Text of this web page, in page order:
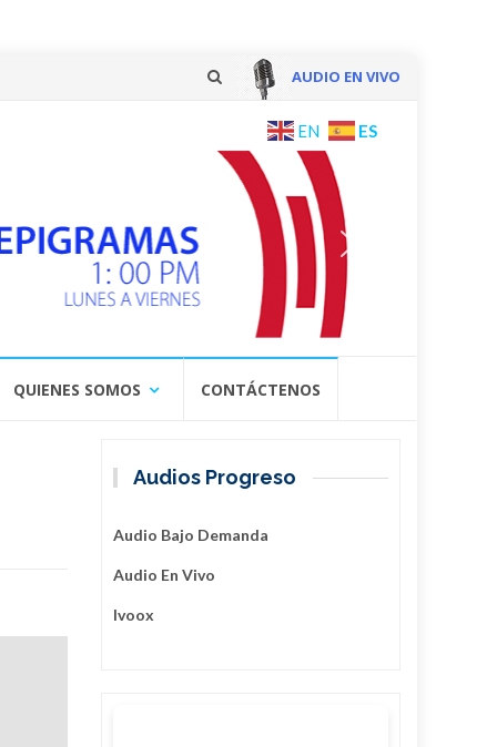
AUDIO EN VIVO
content
EN ES
QUIENES SOMOS CONTÁCTENOS
Audios Progreso
Audio Bajo Demanda
Audio En Vivo
Ivoox